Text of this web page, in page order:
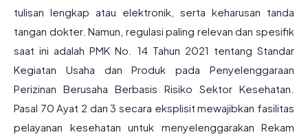
tulisan lengkap atau elektronik, serta keharusan tanda
tangan dokter. Namun, regulasi paling relevan dan spesifik
saat ini adalah PMK No. 14 Tahun 2021 tentang Standar
Kegiatan Usaha dan Produk pada Penyelenggaraan
Perizinan Berusaha Berbasis Risiko Sektor Kesehatan.
Pasal 70 Ayat 2 dan 3 secara eksplisit mewajibkan fasilitas
pelayanan kesehatan untuk menyelenggarakan Rekam